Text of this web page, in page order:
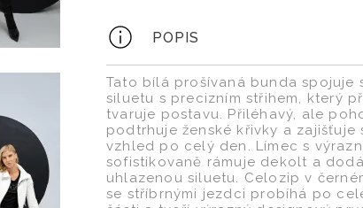
POPIS
Tato bílá prošívaná bunda spojuje
siluetu s precizním střihem, který
tvaruje postavu. Přiléhavý, ale
podtrhuje ženské křivky a zajišťuje
vzhled po celý den. Límec s
sofistikovaně rámuje dekolt a
uhlazenou siluetu. Celozip v
se stříbrnými jezdci probíhá po